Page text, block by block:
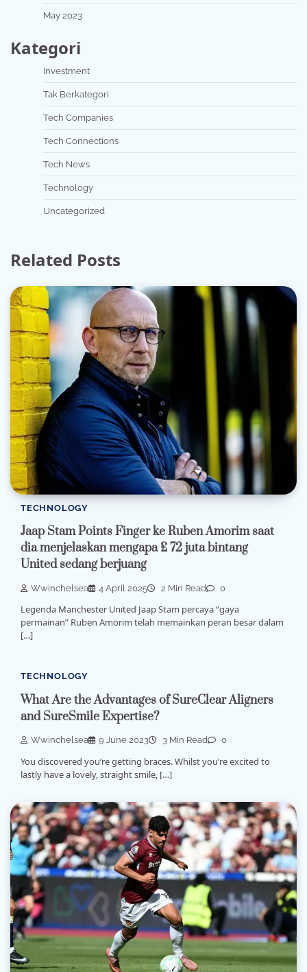
May 2023
Kategori
Investment
Tak Berkategori
Tech Companies
Tech Connections
Tech News
Technology
Uncategorized
Related Posts
TECHNOLOGY
Jaap Stam Points Finger ke Ruben Amorim saat
dia menjelaskan mengapa £ 72 juta bintang
United sedang berjuang
Wwinchelsea 4 April 2025 2 Min Read 0
Legenda Manchester United Jaap Stam percaya “gaya
permainan” Ruben Amorim telah memainkan peran besar dalam
[…]
TECHNOLOGY
What Are the Advantages of SureClear Aligners
and SureSmile Expertise?
Wwinchelsea 9 June 2023 3 Min Read 0
You discovered you’re getting braces. Whilst you’re excited to
lastly have a lovely, straight smile, […]